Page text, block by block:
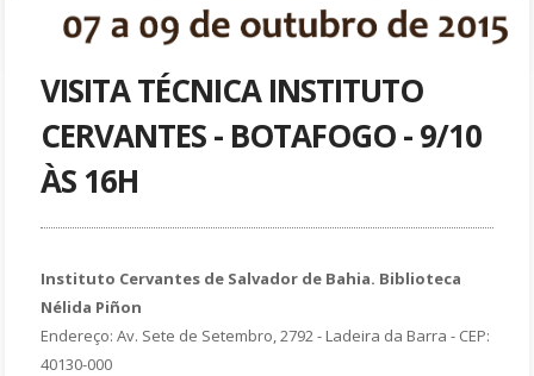
VISITA TÉCNICA INSTITUTO
CERVANTES - BOTAFOGO - 9/10
ÀS 16H
Instituto Cervantes de Salvador de Bahia. Biblioteca
Nélida Piñon
Endereço: Av. Sete de Setembro, 2792 - Ladeira da Barra - CEP:
40130-000